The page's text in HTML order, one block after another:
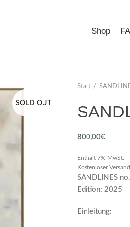
Shop
SOLD OUT
Start
800,00€
Enthält 7% MwSt.
Kostenloser Versand
SANDLINES
Edition: 2025
Einleitung: